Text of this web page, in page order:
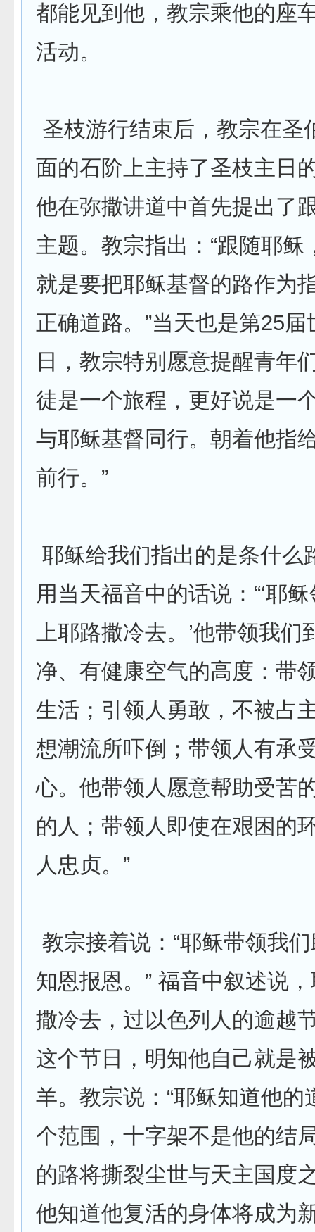
都能见到他，教宗乘他的座
活动。
圣枝游行结束后，教宗在圣
面的石阶上主持了圣枝主日
他在弥撒讲道中首先提出了
主题。教宗指出：“跟随耶稣
就是要把耶稣基督的路作为
正确道路。”当天也是第25届
日，教宗特别愿意提醒青年
徒是一个旅程，更好说是一
与耶稣基督同行。朝着他指
前行。”
耶稣给我们指出的是条什么
用当天福音中的话说：“‘耶
上耶路撒冷去。’他带领我们
净、有健康空气的高度：带
生活；引领人勇敢，不被占
想潮流所吓倒；带领人有承
心。他带领人愿意帮助受苦
的人；带领人即使在艰困的
人忠贞。”
教宗接着说：“耶稣带领我
知恩报恩。” 福音中叙述说
撒冷去，过以色列人的逾越
这个节日，明知他自己就是
羊。教宗说：“耶稣知道他的
个范围，十字架不是他的结
的路将撕裂尘世与天主国度
他知道他复活的身体将成为